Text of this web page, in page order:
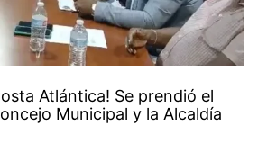
Atlántica! Se prendió el
Municipal y la Alcaldía